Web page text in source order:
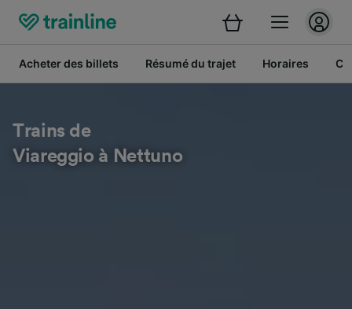
Acheter des billets Résumé du trajet Horaires
Trains de
Viareggio à Nettuno